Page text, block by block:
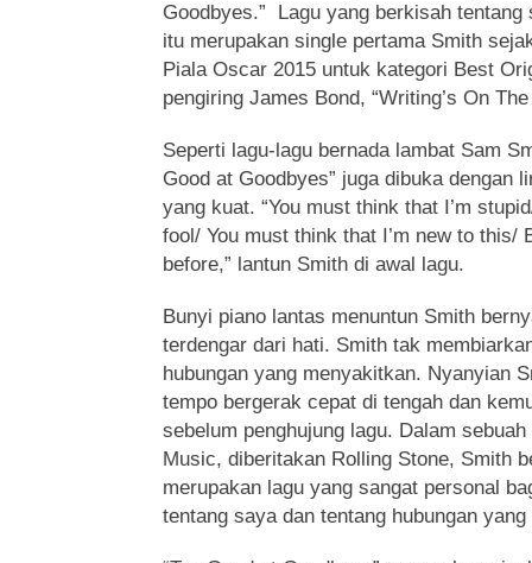
Goodbyes.” Lagu yang berkisah tentang
itu merupakan single pertama Smith
Piala Oscar 2015 untuk kategori Best
pengiring James Bond, “Writing’s On The
Seperti lagu-lagu bernada lambat Sam
Good at Goodbyes” juga dibuka dengan
yang kuat. “You must think that I’m
fool/ You must think that I’m new to this/
before,” lantun Smith di awal lagu.
Bunyi piano lantas menuntun Smith
terdengar dari hati. Smith tak
hubungan yang menyakitkan. Nyanyian
tempo bergerak cepat di tengah dan
sebelum penghujung lagu. Dalam
Music, diberitakan Rolling Stone, Smith
merupakan lagu yang sangat personal
tentang saya dan tentang hubungan